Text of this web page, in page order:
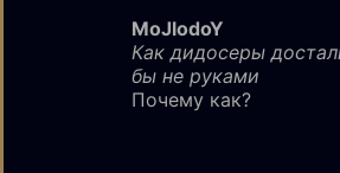
MoJlodoY
Как дидосеры
бы не руками
Почему как?